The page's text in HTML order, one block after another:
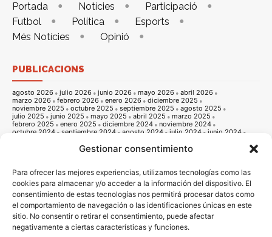
Gestionar consentimiento
Para ofrecer las mejores experiencias, utilizamos tecnologías como las
cookies para almacenar y/o acceder a la información del dispositivo. El
consentimiento de estas tecnologías nos permitirá procesar datos como
el comportamiento de navegación o las identificaciones únicas en este
sitio. No consentir o retirar el consentimiento, puede afectar
negativamente a ciertas características y funciones.
Portada Notícies
Participació
Futbol
Política
Esports
Més Notícies
Opinió
PUBLICACIONS
agosto 2026 julio 2026 junio 2026 mayo 2026
abril 2026
marzo 2026
febrero 2026 enero 2026
diciembre 2025
noviembre 2025
octubre 2025 septiembre 2025
agosto 2025
julio 2025
junio 2025 mayo 2025 abril 2025
marzo 2025
febrero 2025
enero 2025 diciembre 2024
noviembre 2024
octubre 2024
septiembre 2024 agosto 2024 julio 2024
junio 2024
noviembre 2023 octubre 2023
septiembre 2023
noviembre 2022
octubre 2022 septiembre 2022
agosto 2022
julio 2022
junio 2022 mayo 2022 abril 2022
marzo 2022
febrero 2022
enero 2022 diciembre 2021
noviembre 2021
octubre 2021
septiembre 2021 agosto 2021 julio 2021
junio 2021
mayo 2021
abril 2021 marzo 2021 febrero 2021
enero 2021
diciembre 2020
noviembre 2020
agosto 2020
julio 2020 junio 2020 mayo 2020
abril 2020
marzo 2020
febrero 2020 enero 2020 diciembre 2019